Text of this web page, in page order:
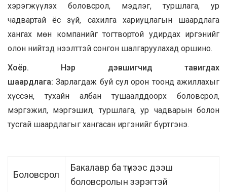
хэрэгжүүлэх боловсрол, мэдлэг, туршлага, ур
чадвартайёс зүй, сахилга хариуцлагын шаардлага
хангах мөн компанийг тогтвортой удирдах иргэнийг
олон нийтэд нээлттэй сонгон шалгаруулахад оршино.
Хоёр. Нэр дэвшигчид тавигдах
шаардлага:Зарлагдаж буй сул орон тоондажиллахыг
хүссэн, тухайн албан тушаалддоорх боловсрол,
мэргэжил, мэргэшил, туршлага, ур чадварынболон
тусгай шаардлагыг хангасан иргэнийг бүртгэнэ.
Боловсрол
Бакалавр ба түүнээс дээш
боловсролын зэрэгтэй